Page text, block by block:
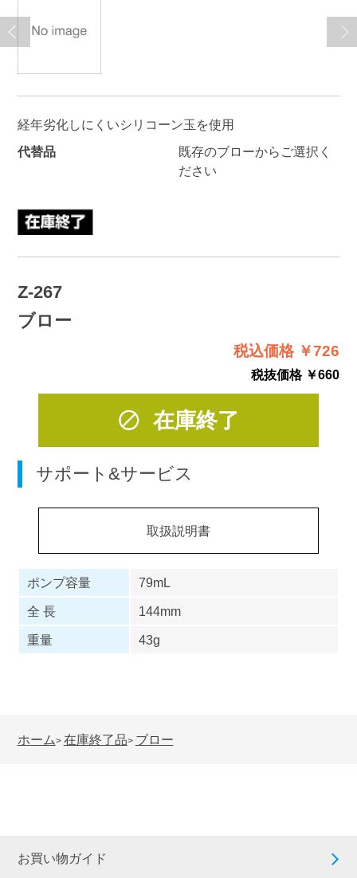
経年劣化しにくいシリコーン玉を使用
代替品
既存のブローからご選択く
ださい
Z-267
ブロー
税込価格 ￥726
税抜価格 ￥660
在庫終了
サポート&サービス
取扱説明書
ポンプ容量
79mL
全 長
144mm
重量
43g
ホーム> 在庫終了品> ブロー
お買い物ガイド